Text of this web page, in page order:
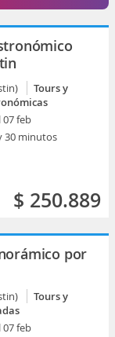
Tours y
07 feb
30 minutos
$ 250.889
por
Tours y
07 feb